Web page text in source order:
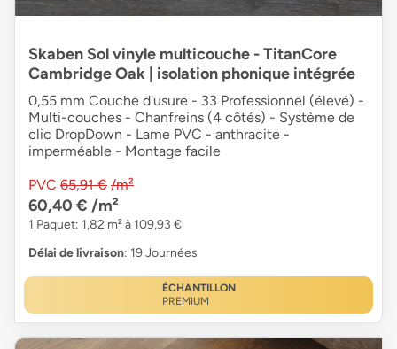
Skaben Sol vinyle multicouche - TitanCore
Cambridge Oak | isolation phonique intégrée
0,55 mm Couche d'usure - 33 Professionnel (élevé) -
Multi-couches - Chanfreins (4 côtés) - Système de
clic DropDown - Lame PVC - anthracite -
imperméable - Montage facile
PVC 65,91 € /m²
60,40 € /m²
1 Paquet: 1,82 m² à 109,93 €
Délai de livraison: 19 Journées
ÉCHANTILLON
PREMIUM